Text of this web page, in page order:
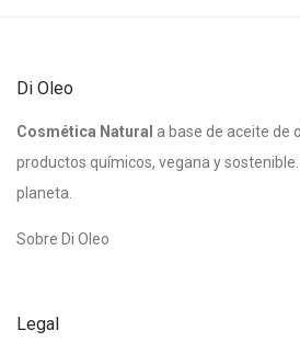
Di Oleo
Cosmética Natural a base de aceite de
productos químicos, vegana y
planeta.
Sobre Di Oleo
Legal